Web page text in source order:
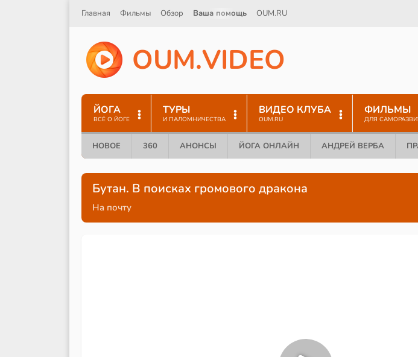
Главная Фильмы Обзор Ваша помощь OUM.RU
OUM.VIDEO
ЙОГА
ВСЁ О ЙОГЕ
ТУРЫ
И ПАЛОМНИЧЕСТВА
ВИДЕО КЛУБА
OUM.RU
ФИЛЬМЫ
ДЛЯ
НОВОЕ 360 АНОНСЫ ЙОГА ОНЛАЙН АНДРЕЙ ВЕРБА
Бутан. В поисках громового дракона
На почту